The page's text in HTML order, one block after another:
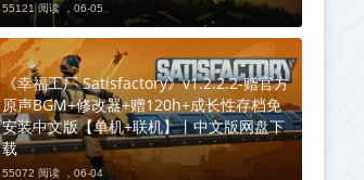
55121 阅读 ， 06-05
《幸福工厂 Satisfactory》v1.2.2.2-赠官方
原声BGM+修改器+赠120h+成长性存档免
安装中文版【单机+联机】丨中文版网盘下
载
55072 阅读 ， 06-04